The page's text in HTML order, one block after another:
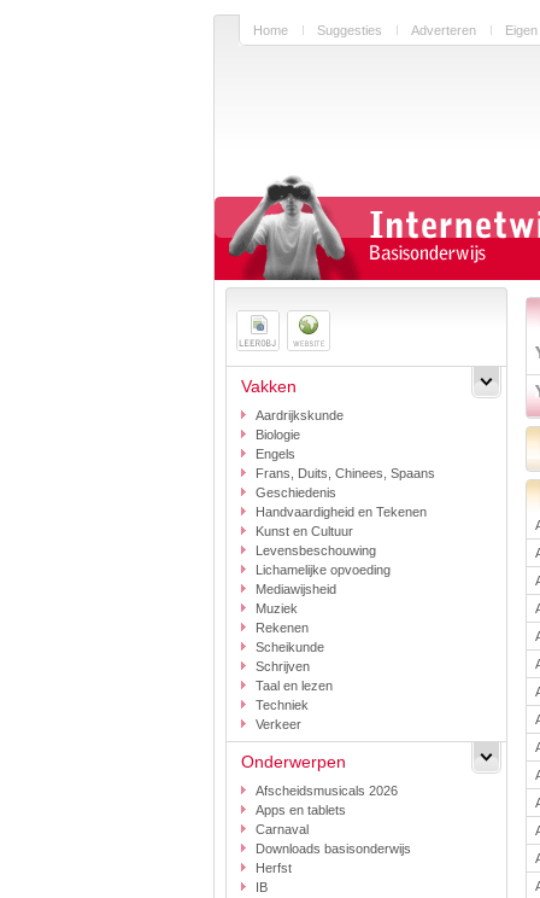
Home Suggesties Adverteren
Vakken
Aardrijkskunde
Biologie
Engels
Frans, Duits, Chinees, Spaans
Geschiedenis
Handvaardigheid en Tekenen
Kunst en Cultuur
Levensbeschouwing
Lichamelijke opvoeding
Mediawijsheid
Muziek
Rekenen
Scheikunde
Schrijven
Taal en lezen
Techniek
Verkeer
Onderwerpen
Afscheidsmusicals 2026
Apps en tablets
Carnaval
Downloads basisonderwijs
Herfst
IB